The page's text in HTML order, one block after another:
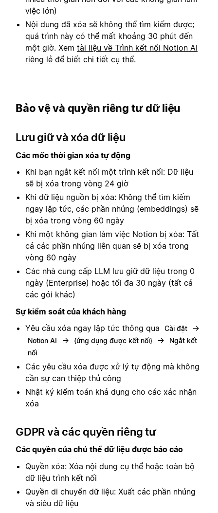
việc lớn)
Nội dung đã xóa sẽ không thể tìm kiếm được;
quá trình này có thể mất khoảng 30 phút đến
một giờ. Xem tài liệu về Trình kết nối Notion AI
riêng lẻ để biết chi tiết cụ thể.
Bảo vệ và quyền riêng tư dữ liệu
Lưu giữ và xóa dữ liệu
Các mốc thời gian xóa tự động
Khi bạn ngắt kết nối một trình kết nối: Dữ liệu
sẽ bị xóa trong vòng 24 giờ
Khi dữ liệu nguồn bị xóa: Không thể tìm kiếm
ngay lập tức, các phần nhúng (embeddings) sẽ
bị xóa trong vòng 60 ngày
Khi một không gian làm việc Notion bị xóa: Tất
cả các phần nhúng liên quan sẽ bị xóa trong
vòng 60 ngày
Các nhà cung cấp LLM lưu giữ dữ liệu trong 0
ngày (Enterprise) hoặc tối đa 30 ngày (tất cả
các gói khác)
Sự kiểm soát của khách hàng
Yêu cầu xóa ngay lập tức thông qua
Cài đặt →
Notion AI → {ứng dụng được kết nối} →
Ngắt kết
nối
Các yêu cầu xóa được xử lý tự động mà không
cần sự can thiệp thủ công
Nhật ký kiểm toán khả dụng cho các xác nhận
xóa
GDPR và các quyền riêng tư
Các quyền của chủ thể dữ liệu được báo cáo
Quyền xóa: Xóa nội dung cụ thể hoặc toàn bộ
dữ liệu trình kết nối
Quyền di chuyển dữ liệu: Xuất các phần nhúng
và siêu dữ liệu